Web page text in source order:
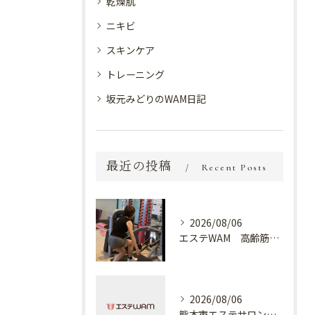
ニキビ
スキンケア
トレーニング
坂元みどりのWAM日記
最近の投稿 Recent Posts
2026/08/06
エステWAM 高齢筋トレ
2026/08/06